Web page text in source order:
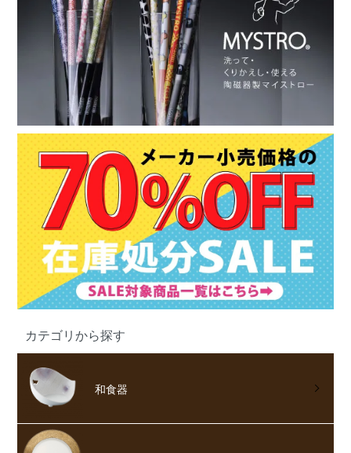
カテゴリから探す
和食器